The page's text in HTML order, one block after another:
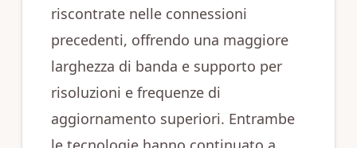
riscontrate nelle connessioni
precedenti, offrendo una maggiore
larghezza di banda e supporto per
risoluzioni e frequenze di
aggiornamento superiori. Entrambe